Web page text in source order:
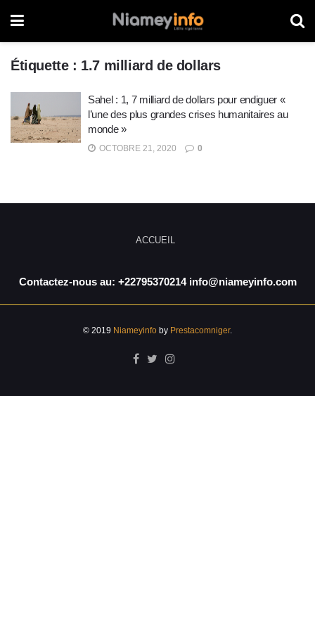
Étiquette : 1.7 milliard de dollars
Sahel : 1, 7 milliard de dollars pour endiguer «
l’une des plus grandes crises humanitaires au
monde »
OCTOBRE 21, 2020 0
ACCUEIL
Contactez-nous au: +22795370214 info@niameyinfo.com
© 2019 Niameyinfo by Prestacomniger.